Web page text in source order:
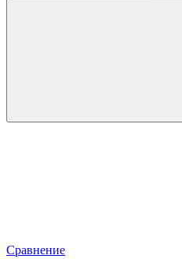
Сравнение